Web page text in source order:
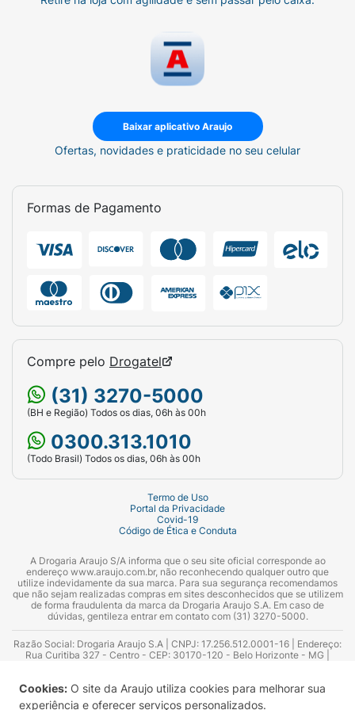
Cookies: O site da Araujo utiliza cookies para melhorar sua
experiência e oferecer serviços personalizados.
Baixar aplicativo Araujo
Ofertas, novidades e praticidade no seu celular
Formas de Pagamento
Compre pelo Drogatel
(31) 3270-5000
(BH e Região) Todos os dias, 06h às 00h
0300.313.1010
(Todo Brasil) Todos os dias, 06h às 00h
Termo de Uso
Portal da Privacidade
Covid-19
Código de Ética e Conduta
A Drogaria Araujo S/A informa que o seu site oficial corresponde ao
endereço www.araujo.com.br, não reconhecendo qualquer outro que
utilize indevidamente da sua marca. Para sua segurança recomendamos
que não sejam realizadas compras em sites desconhecidos que se utilizem
de forma fraudulenta da marca da Drogaria Araujo S.A. Em caso de
dúvidas, gentileza entrar em contato com (31) 3270-5000.
Razão Social: Drogaria Araujo S.A | CNPJ: 17.256.512.0001-16 | Endereço:
Rua Curitiba 327 - Centro - CEP: 30170-120 - Belo Horizonte - MG |
Azevedo Guimarães – CRF 10.965 | Yasmin Silva Alvarenga – CRF 52.584 -
Consultor substituto: Thiago Aguiar Pinheiro - CRF Nº 13.748. Alvará